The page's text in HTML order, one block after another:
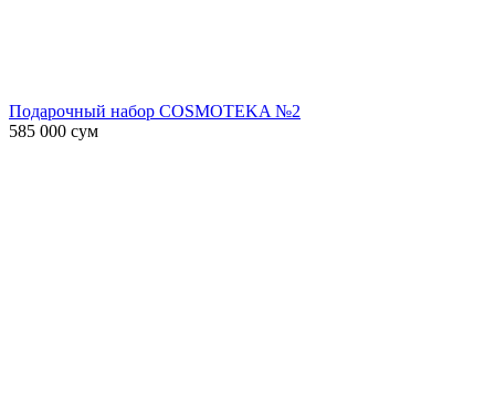
Подарочный набор COSMOTEKA №2
585 000 сум